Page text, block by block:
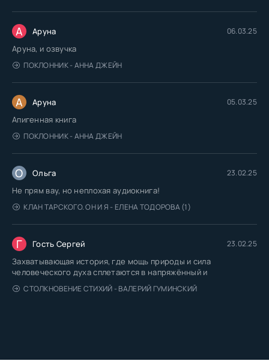
А Аруна 06.03.25
Аруна, и озвучка
ПОКЛОННИК - АННА ДЖЕЙН
А Аруна 05.03.25
Апигенная книга
ПОКЛОННИК - АННА ДЖЕЙН
О Ольга 23.02.25
Не прям вау, но неплохая аудиокнига!
КЛАН ТАРСКОГО. ОН И Я - ЕЛЕНА ТОДОРОВА (1)
Г Гость Сергей 23.02.25
Захватывающая история, где мощь природы и сила
человеческого духа сплетаются в напряжённый и
СТОЛКНОВЕНИЕ СТИХИЙ - ВАЛЕРИЙ ГУМИНСКИЙ